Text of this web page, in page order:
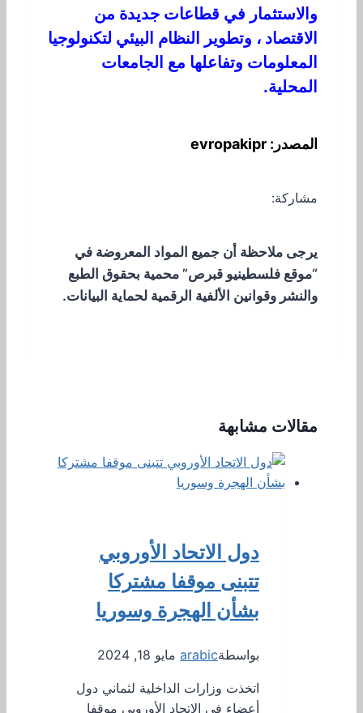
والاستثمار في قطاعات جديدة من
الاقتصاد ، وتطوير النظام البيئي لتكنولوجيا
المعلومات وتفاعلها مع الجامعات
المحلية.
المصدر: evropakipr
مشاركة:
يرجى ملاحظة أن جميع المواد المعروضة في
“موقع فلسطينيو قبرص” محمية بحقوق الطبع
والنشر وقوانين الألفية الرقمية لحماية البيانات.
مقالات مشابهة
دول الاتحاد الأوروبي
تتبنى موقفا مشتركا
بشأن الهجرة وسوريا
بواسطةarabic مايو 18, 2024
اتخذت وزارات الداخلية لثماني دول
أعضاء في الاتحاد الأوروبي موقفا